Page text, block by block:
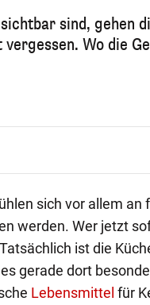
sind, gehen
Wo die
sich vor allem an
werden. Wer jetzt
ist die
gerade dort
Lebensmittel für